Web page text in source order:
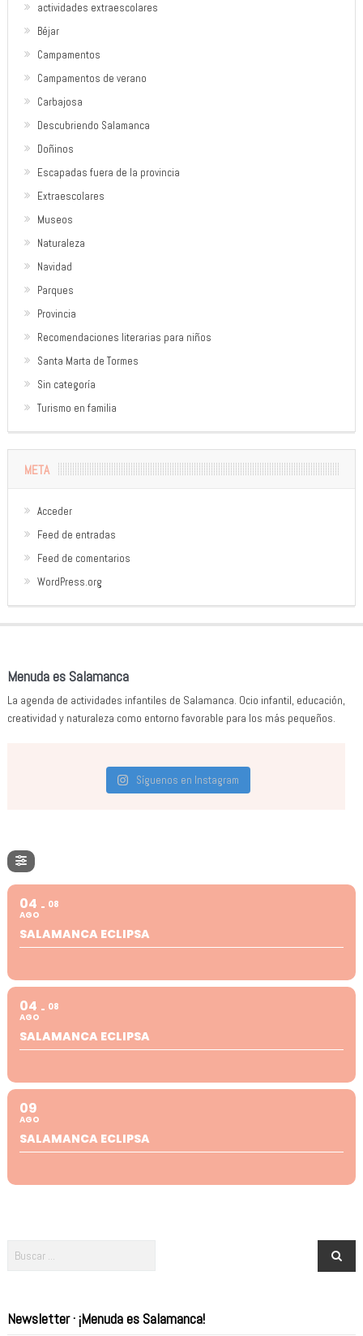
actividades extraescolares
Béjar
Campamentos
Campamentos de verano
Carbajosa
Descubriendo Salamanca
Doñinos
Escapadas fuera de la provincia
Extraescolares
Museos
Naturaleza
Navidad
Parques
Provincia
Recomendaciones literarias para niños
Santa Marta de Tormes
Sin categoría
Turismo en familia
META
Acceder
Feed de entradas
Feed de comentarios
WordPress.org
Menuda es Salamanca
La agenda de actividades infantiles de Salamanca. Ocio infantil, educación,
creatividad y naturaleza como entorno favorable para los más pequeños.
Síguenos en Instagram
04
AGO
08
SALAMANCA ECLIPSA
04
AGO
08
SALAMANCA ECLIPSA
09
AGO
SALAMANCA ECLIPSA
Newsletter · ¡Menuda es Salamanca!